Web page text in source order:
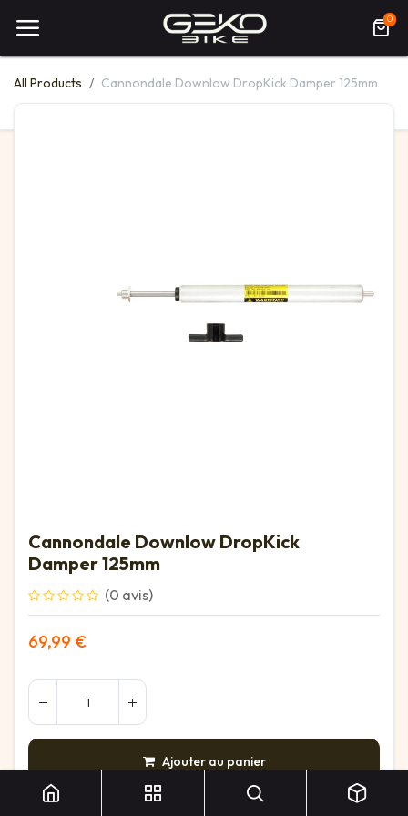
0
All Products Cannondale Downlow DropKick Damper 125mm
Cannondale Downlow DropKick
Damper 125mm
(0 avis)
69,99 €
Ajouter au panier